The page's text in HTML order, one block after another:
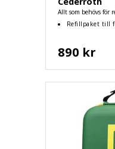
Allt som behövs för
Refillpaket till
890 kr